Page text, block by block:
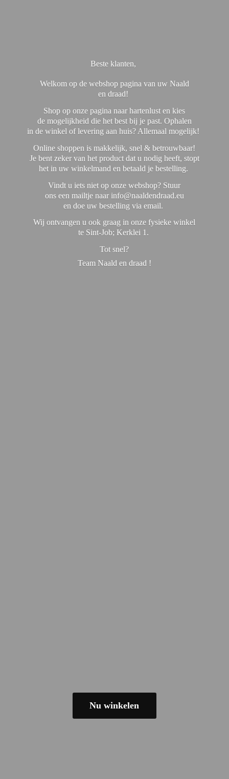
Beste klanten,
Welkom op de webshop pagina van uw Naald
en draad!
Shop op onze pagina naar hartenlust en kies
de mogelijkheid die het best bij je past. Ophalen
in de winkel of levering aan huis? Allemaal mogelijk!
Online shoppen is makkelijk, snel & betrouwbaar!
Je bent zeker van het product dat u nodig heeft, stopt
het in uw winkelmand en betaald je bestelling.
Vindt u iets niet op onze webshop? Stuur
ons een mailtje naar info@naaldendraad.eu
en doe uw bestelling via email.
Wij ontvangen u ook graag in onze fysieke winkel
te Sint-Job; Kerklei 1.
Tot snel?
Team Naald en draad !
Nu winkelen